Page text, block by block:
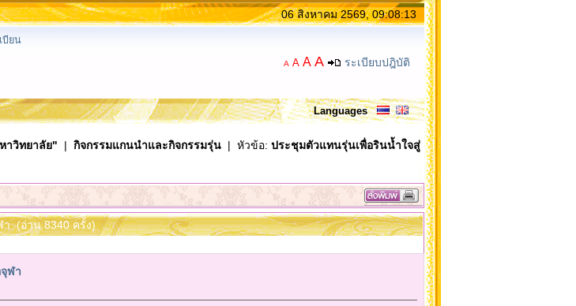
06 สิงหาคม 2569, 09:08:13
บียน
A A A A ระเบียบปฎิบัติ
Languages
าวิทยาลัย" | กิจกรรมแกนนำและกิจกรรมรุ่น| หัวข้อ: ประชุมตัวแทนรุ่นเพื่อรินน้ำใจสู่
(อ่าน 8340 ครั้ง)
ฬา